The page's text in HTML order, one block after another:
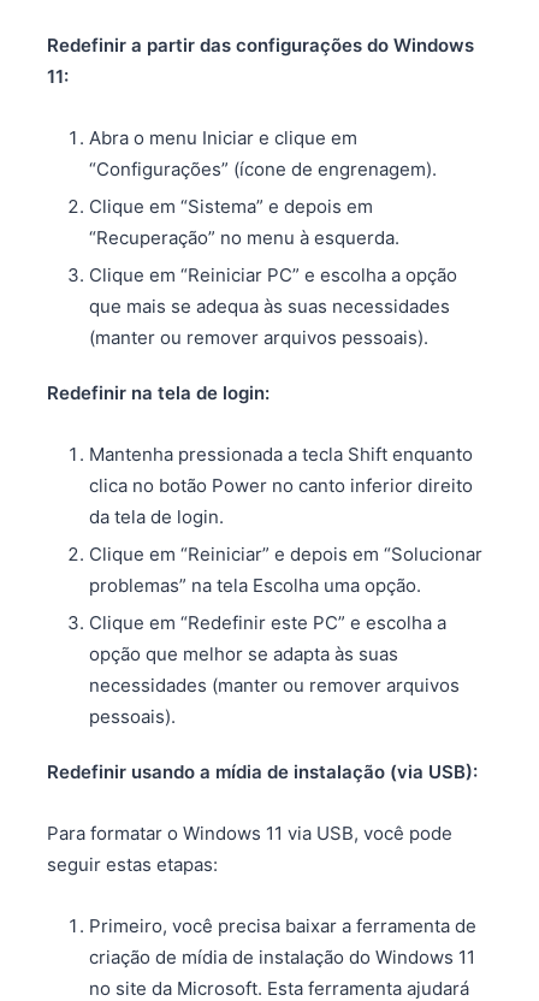
Redefinir a partir das configurações do Windows
11:
Abra o menu Iniciar e clique em
“Configurações” (ícone de engrenagem).
Clique em “Sistema” e depois em
“Recuperação” no menu à esquerda.
Clique em “Reiniciar PC” e escolha a opção
que mais se adequa às suas necessidades
(manter ou remover arquivos pessoais).
Redefinir na tela de login:
Mantenha pressionada a tecla Shift enquanto
clica no botão Power no canto inferior direito
da tela de login.
Clique em “Reiniciar” e depois em “Solucionar
problemas” na tela Escolha uma opção.
Clique em “Redefinir este PC” e escolha a
opção que melhor se adapta às suas
necessidades (manter ou remover arquivos
pessoais).
Redefinir usando a mídia de instalação (via USB):
Para formatar o Windows 11 via USB, você pode
seguir estas etapas:
Primeiro, você precisa baixar a ferramenta de
criação de mídia de instalação do Windows 11
no site da Microsoft. Esta ferramenta ajudará